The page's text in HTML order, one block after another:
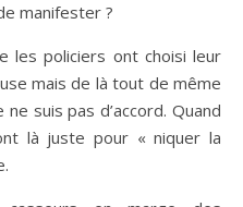
manifester ?
les policiers ont choisi leur
mais de là tout de même
suis pas d’accord. Quand
là juste pour « niquer la